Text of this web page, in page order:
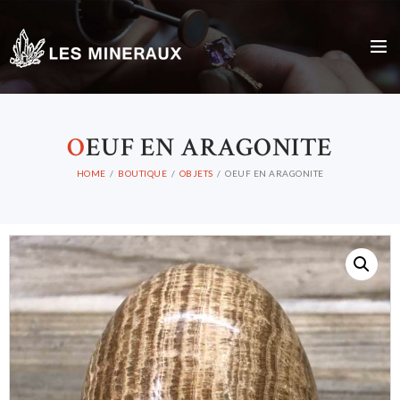
OEUF EN ARAGONITE
HOME BOUTIQUE OBJETS OEUF EN ARAGONITE